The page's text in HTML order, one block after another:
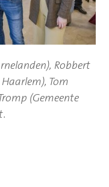
Robbert
Tom
(Gemeente